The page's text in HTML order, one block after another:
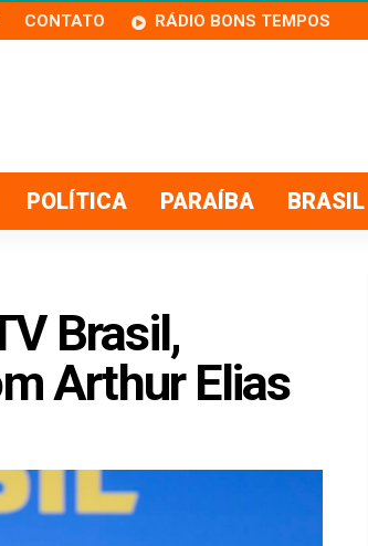
CONTATO RÁDIO BONS TEMPOS
POLÍTICA PARAÍBA BRASIL
Brasil,
Arthur Elias